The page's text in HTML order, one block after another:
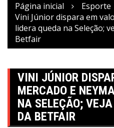
Página inicial
Esporte
Vini Júnior dispara em
lidera queda na Seleção;
Betfair
VINI JÚNIOR
MERCADO E
NA SELEÇÃO;
DA BETFAIR